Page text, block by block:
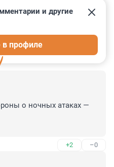
и другие
в профиле
о ночных атаках —
+2 –0